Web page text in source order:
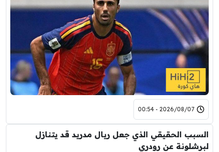
2026/08/07 - 00:54
السبب الحقيقي الذي جعل ريال مدريد قد يتنازل
لبرشلونة عن رودري